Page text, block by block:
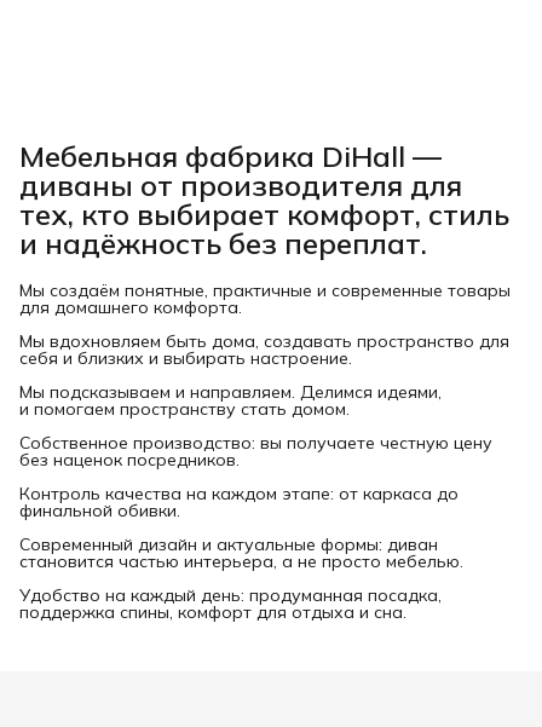
Мебельная фабрика DiHall —
диваны от производителя для
тех, кто выбирает комфорт, стиль
и надёжность без переплат.
Мы создаём понятные, практичные и современные товары
для домашнего комфорта.
Мы вдохновляем быть дома, создавать пространство для
себя и близких и выбирать настроение.
Мы подсказываем и направляем. Делимся идеями,
и помогаем пространству стать домом.
Собственное производство: вы получаете честную цену
без наценок посредников.
Контроль качества на каждом этапе: от каркаса до
финальной обивки.
Современный дизайн и актуальные формы: диван
становится частью интерьера, а не просто мебелью.
Удобство на каждый день: продуманная посадка,
поддержка спины, комфорт для отдыха и сна.